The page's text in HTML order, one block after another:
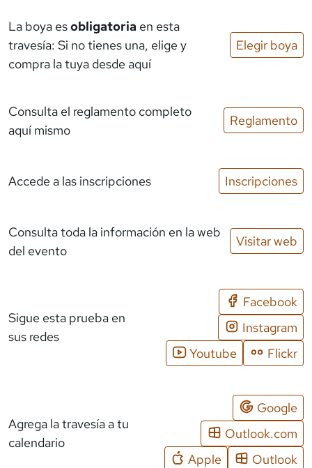
La boya esobligatoria en esta
travesía: Si no tienes una, elige y
compra la tuya desde aquí
Elegir boya
Consulta el reglamento completo
aquí mismo
Reglamento
Accede a las inscripciones Inscripciones
Consulta toda la información en la web
del evento
Visitar web
Sigue esta prueba en
sus redes
Facebook
Instagram
Youtube
Flickr
Agrega la travesía a tu
calendario
Google
Outlook.com
Apple
Outlook